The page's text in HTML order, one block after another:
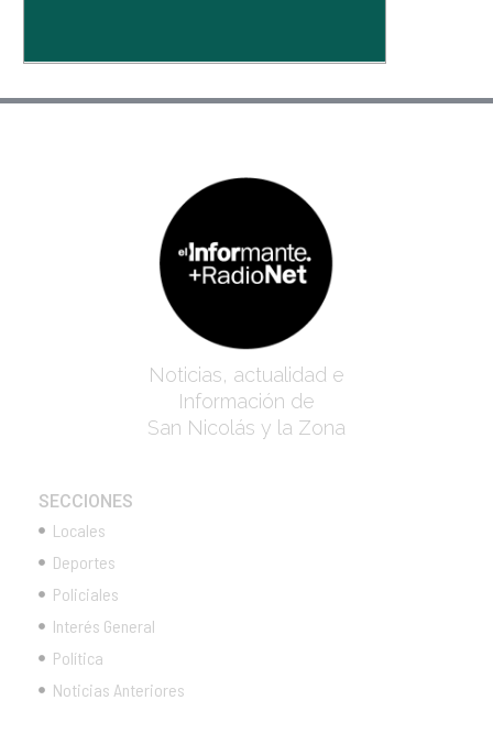
Noticias, actualidad e
Información de
San Nicolás y la Zona
SECCIONES
Locales
Deportes
Policiales
Interés General
Política
Noticias Anteriores